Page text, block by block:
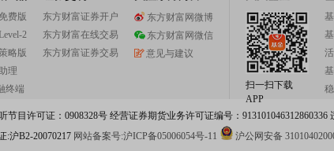
费版
2
略版
理
终端
东方财富证券开户
东方财富在线交易
东方财富证券交易
东方财富网微博
东方财富网微信
意见与建议
扫一扫下载
APP
节目许可证：0908328号 经营证券期货业务许可证编号：913101046312860336
:沪B2-20070217 网站备案号:沪ICP备05006054号-11 沪公网安备